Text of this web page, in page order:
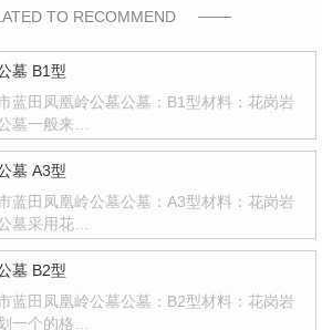
TO RECOMMEND
墓 B1型
蓝田凤凰岭公墓公墓：B1型材料：花岗岩
墓一般来…
墓 A3型
蓝田凤凰岭公墓公墓：A3型材料：花岗岩
墓采用花…
墓 B2型
蓝田凤凰岭公墓公墓：B2型材料：花岗岩
一个的格…